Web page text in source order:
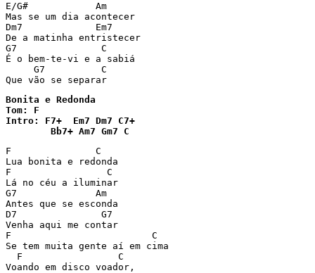
E/G#            Am
Mas se um dia acontecer
Dm7             Em7
De a matinha entristecer
G7               C
É o bem-te-vi e a sabiá
     G7          C
Que vão se separar
Bonita e Redonda
Tom: F
Intro: F7+  Em7 Dm7 C7+
        Bb7+ Am7 Gm7 C
F               C
Lua bonita e redonda
F                 C
Lá no céu a iluminar
G7              Am
Antes que se esconda
D7               G7
Venha aqui me contar
F                         C
Se tem muita gente aí em cima
  F                 C
Voando em disco voador,